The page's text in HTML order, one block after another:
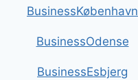
BusinessKøbenhavn
BusinessOdense
BusinessEsbjerg